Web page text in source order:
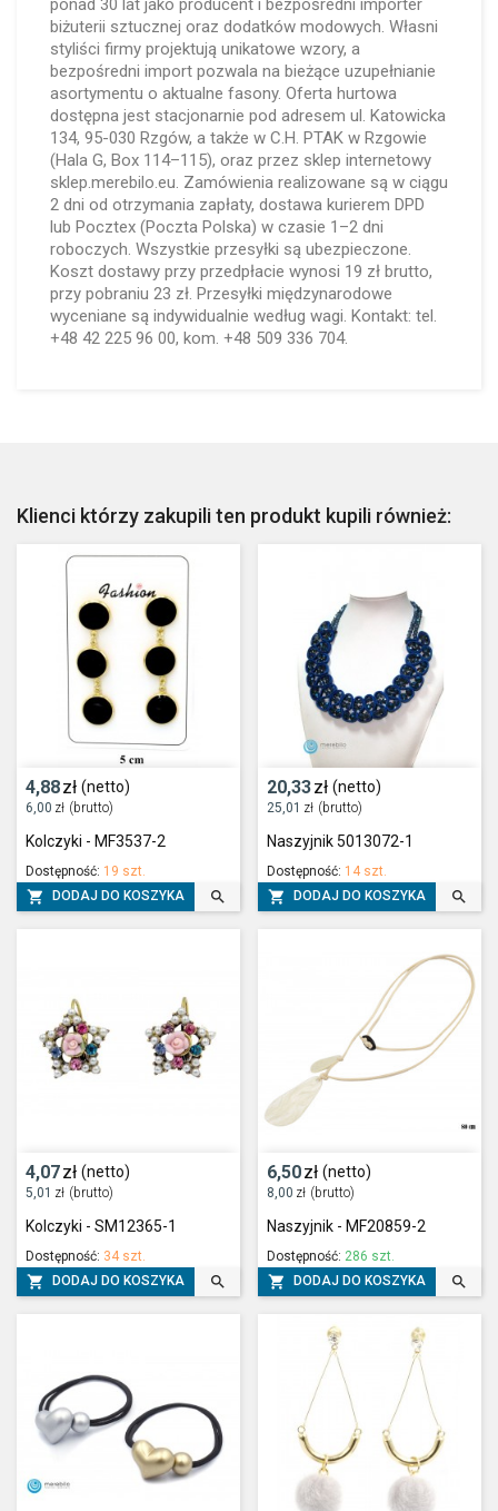
ponad 30 lat jako producent i bezpośredni importer
biżuterii sztucznej oraz dodatków modowych. Własni
styliści firmy projektują unikatowe wzory, a
bezpośredni import pozwala na bieżące uzupełnianie
asortymentu o aktualne fasony. Oferta hurtowa
dostępna jest stacjonarnie pod adresem ul. Katowicka
134, 95-030 Rzgów, a także w C.H. PTAK w Rzgowie
(Hala G, Box 114–115), oraz przez sklep internetowy
sklep.merebilo.eu. Zamówienia realizowane są w ciągu
2 dni od otrzymania zapłaty, dostawa kurierem DPD
lub Pocztex (Poczta Polska) w czasie 1–2 dni
roboczych. Wszystkie przesyłki są ubezpieczone.
Koszt dostawy przy przedpłacie wynosi 19 zł brutto,
przy pobraniu 23 zł. Przesyłki międzynarodowe
wyceniane są indywidualnie według wagi. Kontakt: tel.
+48 42 225 96 00, kom. +48 509 336 704.
Klienci którzy zakupili ten produkt kupili również:
4,88zł (netto)
6,00 zł (brutto)
Kolczyki - MF3537-2
Dostępność: 19 szt.
 DODAJ DO KOSZYKA 
20,33zł (netto)
25,01 zł (brutto)
Naszyjnik 5013072-1
Dostępność: 14 szt.
 DODAJ DO KOSZYKA 
4,07zł (netto)
5,01 zł (brutto)
Kolczyki - SM12365-1
Dostępność: 34 szt.
 DODAJ DO KOSZYKA 
6,50zł (netto)
8,00 zł (brutto)
Naszyjnik - MF20859-2
Dostępność: 286 szt.
 DODAJ DO KOSZYKA 